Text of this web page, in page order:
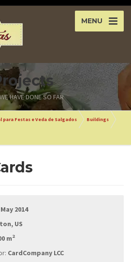
MENU
HAVE DONE SO FAR
Festas e Veda de Salgados Buildings
May 2014
US
m2
CardCompany LCC